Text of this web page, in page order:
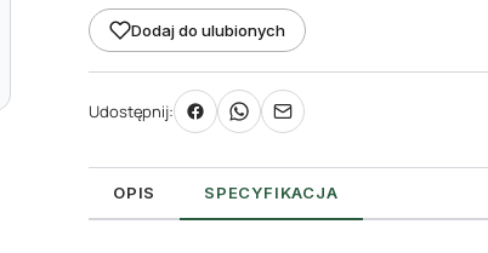
termotransferowa
woskowa
premium
64
mm
74m
Dodaj do ulubionych
Udostępnij:
OPIS SPECYFIKACJA